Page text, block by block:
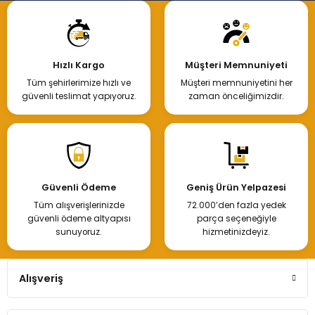
Hızlı Kargo
Tüm şehirlerimize hızlı ve
güvenli teslimat yapıyoruz.
Müşteri Memnuniyeti
Müşteri memnuniyetini her
zaman önceliğimizdir.
Güvenli Ödeme
Tüm alışverişlerinizde
güvenli ödeme altyapısı
sunuyoruz.
Geniş Ürün Yelpazesi
72.000’den fazla yedek
parça seçeneğiyle
hizmetinizdeyiz.
Alışveriş